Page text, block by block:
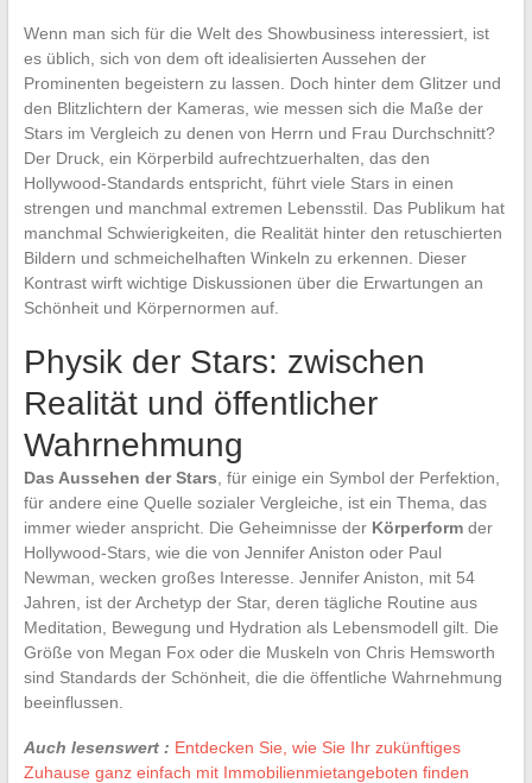
Wenn man sich für die Welt des Showbusiness interessiert, ist
es üblich, sich von dem oft idealisierten Aussehen der
Prominenten begeistern zu lassen. Doch hinter dem Glitzer und
den Blitzlichtern der Kameras, wie messen sich die Maße der
Stars im Vergleich zu denen von Herrn und Frau Durchschnitt?
Der Druck, ein Körperbild aufrechtzuerhalten, das den
Hollywood-Standards entspricht, führt viele Stars in einen
strengen und manchmal extremen Lebensstil. Das Publikum hat
manchmal Schwierigkeiten, die Realität hinter den retuschierten
Bildern und schmeichelhaften Winkeln zu erkennen. Dieser
Kontrast wirft wichtige Diskussionen über die Erwartungen an
Schönheit und Körpernormen auf.
Physik der Stars: zwischen
Realität und öffentlicher
Wahrnehmung
Das Aussehen der Stars , für einige ein Symbol der Perfektion,
für andere eine Quelle sozialer Vergleiche, ist ein Thema, das
immer wieder anspricht. Die Geheimnisse der Körperformder
Hollywood-Stars, wie die von Jennifer Aniston oder Paul
Newman, wecken großes Interesse. Jennifer Aniston, mit 54
Jahren, ist der Archetyp der Star, deren tägliche Routine aus
Meditation, Bewegung und Hydration als Lebensmodell gilt. Die
Größe von Megan Fox oder die Muskeln von Chris Hemsworth
sind Standards der Schönheit, die die öffentliche Wahrnehmung
beeinflussen.
Auch lesenswert : Entdecken Sie, wie Sie Ihr zukünftiges
Zuhause ganz einfach mit Immobilienmietangeboten finden